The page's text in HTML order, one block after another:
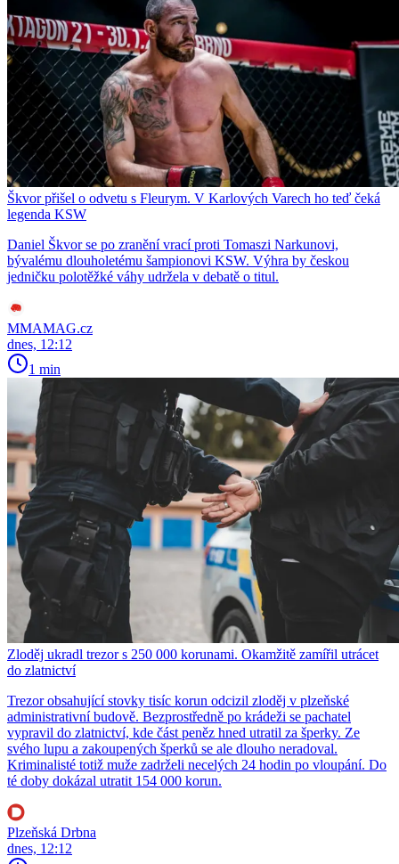
Škvor přišel o odvetu s Fleurym. V Karlových Varech ho teď čeká
legenda KSW
Daniel Škvor se po zranění vrací proti Tomaszi Narkunovi,
bývalému dlouholetému šampionovi KSW. Výhra by českou
jedničku polotěžké váhy udržela v debatě o titul.
MMAMAG.cz
dnes, 12:12
1 min
Zloděj ukradl trezor s 250 000 korunami. Okamžitě zamířil utrácet
do zlatnictví
Trezor obsahující stovky tisíc korun odcizil zloděj v plzeňské
administrativní budově. Bezprostředně po krádeži se pachatel
vypravil do zlatnictví, kde část peněz hned utratil za šperky. Ze
svého lupu a zakoupených šperků se ale dlouho neradoval.
Kriminalisté totiž muže zadrželi necelých 24 hodin po vloupání. Do
té doby dokázal utratit 154 000 korun.
Plzeňská Drbna
dnes, 12:12